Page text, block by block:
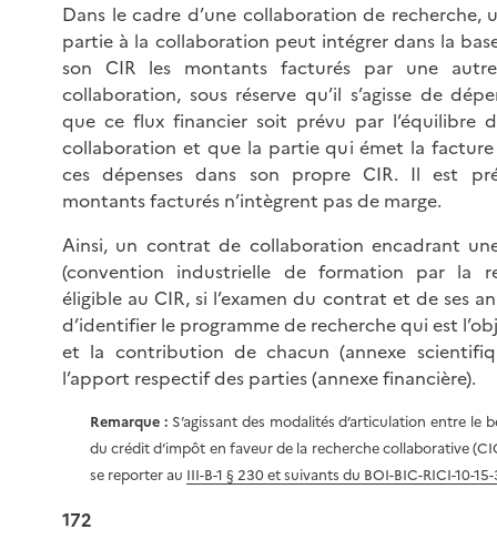
Dans le cadre d’une collaboration de recherche,
partie à la collaboration peut intégrer dans la
son CIR les montants facturés par une
collaboration, sous réserve qu’il s’agisse de
que ce flux financier soit prévu par l’équilibre
collaboration et que la partie qui émet la facture
ces dépenses dans son propre CIR. Il est
montants facturés n’intègrent pas de marge.
Ainsi, un contrat de collaboration encadrant
(convention industrielle de formation par la
éligible au CIR, si l’examen du contrat et de ses
d’identifier le programme de recherche qui est
et la contribution de chacun (annexe
l’apport respectif des parties (annexe financière).
Remarque :S’agissant des modalités d’articulation entre le
du crédit d’impôt en faveur de la recherche collaborative
se reporter au III-B-1 § 230 et suivants du BOI-BIC-RICI-10-
172